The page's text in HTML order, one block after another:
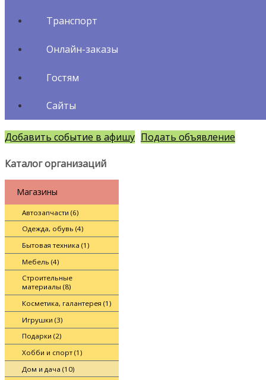
Транспорт
Онлайн-заказы
Гостям
Сайты
Добавить событие в афишу Подать объявление
Каталог организаций
Магазины
Автозапчасти (6)
Одежда, обувь (4)
Бытовая техника (1)
Мебель (4)
Строительные
материалы (8)
Косметика, галантерея (1)
Игрушки (3)
Подарки (2)
Хобби и спорт (1)
Дом и дача (10)